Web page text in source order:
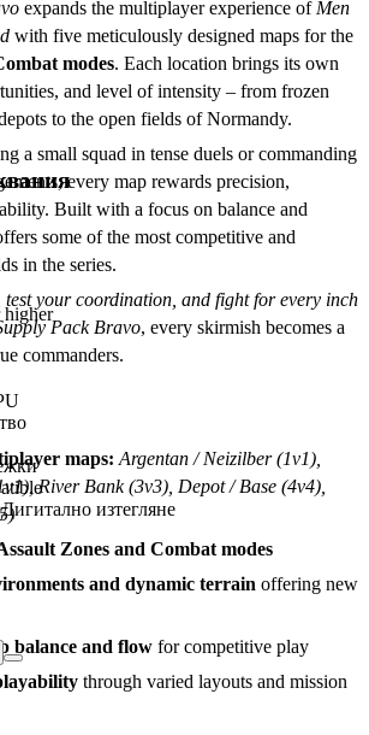
expands the multiplayer experience of Men
with five meticulously designed maps for the
modes. Each location brings its own
and level of intensity – from frozen
to the open fields of Normandy.
a small squad in tense duels or commanding
every map rewards precision,
Built with a focus on balance and
some of the most competitive and
in the series.
test your coordination, and fight for every inch
Pack Bravo, every skirmish becomes a
commanders.
maps: Argentan / Neizilber (1v1),
River Bank (3v3), Depot / Base (4v4),
Zones and Combat modes
and dynamic terrain offering new
balance and flow for competitive play
through varied layouts and mission
higher
Дигитално изтегляне